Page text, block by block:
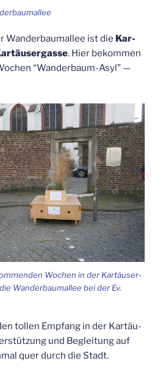
Wan­der­baum­al­lee ist die Kar­
. Hier bekom­men
“Wan­der­baum-Asyl” —
Wochen in der Kar­täu­ser­
Wan­der­baum­al­lee bei der Ev.
tol­len Emp­fang in der Kar­täu­
und Beglei­tung auf
quer durch die Stadt.